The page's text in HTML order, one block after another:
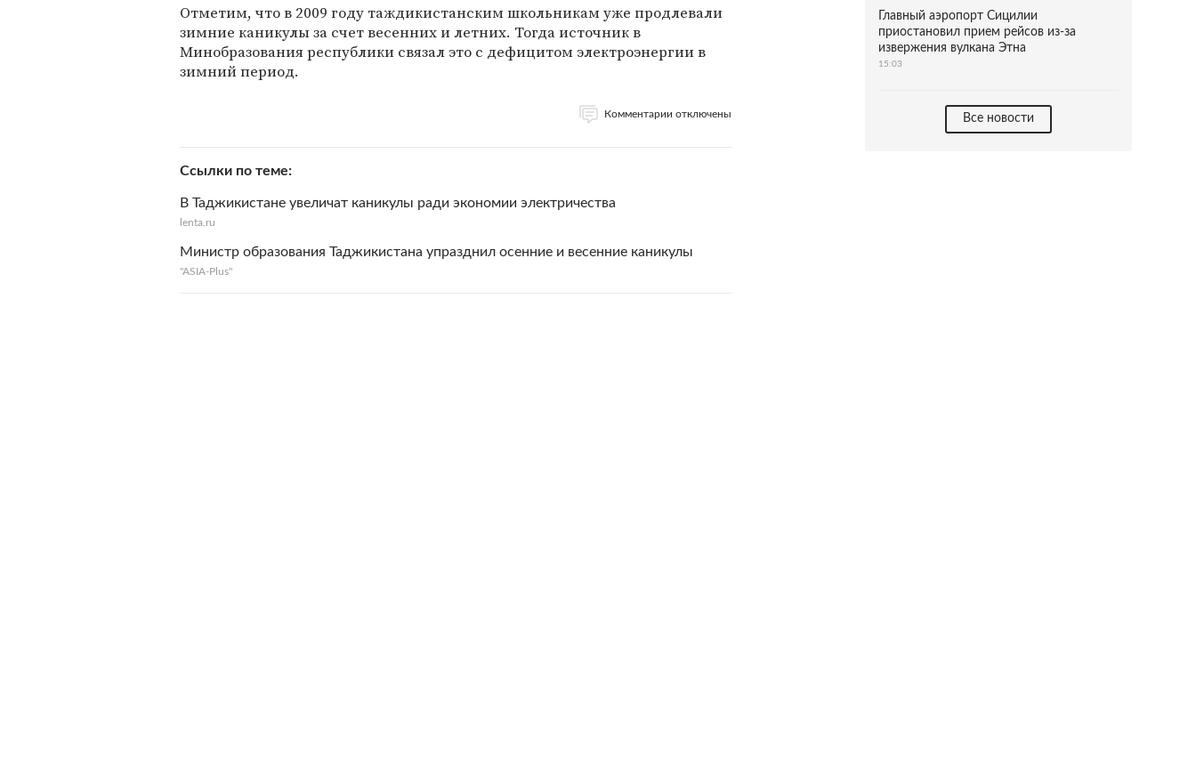
Отметим, что в 2009 году таждикистанским школьникам уже продлевали
зимние каникулы за счет весенних и летних. Тогда источник в
Минобразования республики связал это с дефицитом электроэнергии в
зимний период.
Комментарии отключены
Ссылки по теме
В Таджикистане увеличат каникулы ради экономии электричества
lenta.ru
Министр образования Таджикистана упразднил осенние и весенние каникулы
"ASIA-Plus"
Главный аэропорт Сицилии
приостановил прием рейсов из-за
извержения вулкана Этна
15:03
Все новости